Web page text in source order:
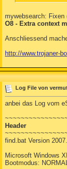
mywebsearch:
O8 - Extra context
Anschliessend
http://www.trojaner-
Log File von
anbei das Log vom
Header
find.bat Version
Microsoft Windows
Bootmodus: